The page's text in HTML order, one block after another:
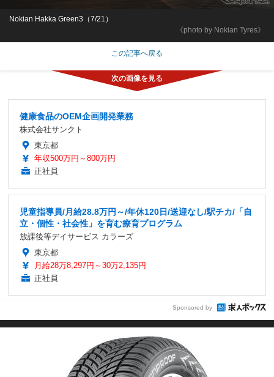
《photo by Nokian Tyres》
Nokian Hakka Green3（7/21）
この記事へ戻る
健康食品のOEM企画開発業務
株式会社サンクト
東京都
年収500万円～800万円
正社員
児童指導員/月給28.8万円～/年休120日/送迎なし/駅チカ/「自
立・個性・社会性」を育む療育プログラム
放課後等デイサービス カラーズ
東京都
月給28万8,297円～30万2,135円
正社員
Sponsored by